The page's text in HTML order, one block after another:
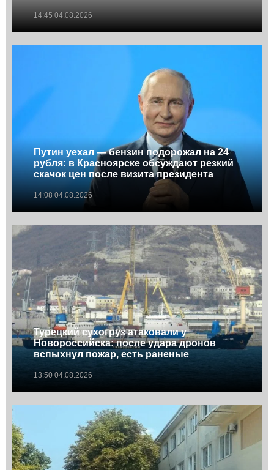
14:45 04.08.2026
Путин уехал — бензин подорожал на 24
рубля: в Красноярске обсуждают резкий
скачок цен после визита президента
14:08 04.08.2026
Турецкий сухогруз атаковали у
Новороссийска: после удара дронов
вспыхнул пожар, есть раненые
13:50 04.08.2026